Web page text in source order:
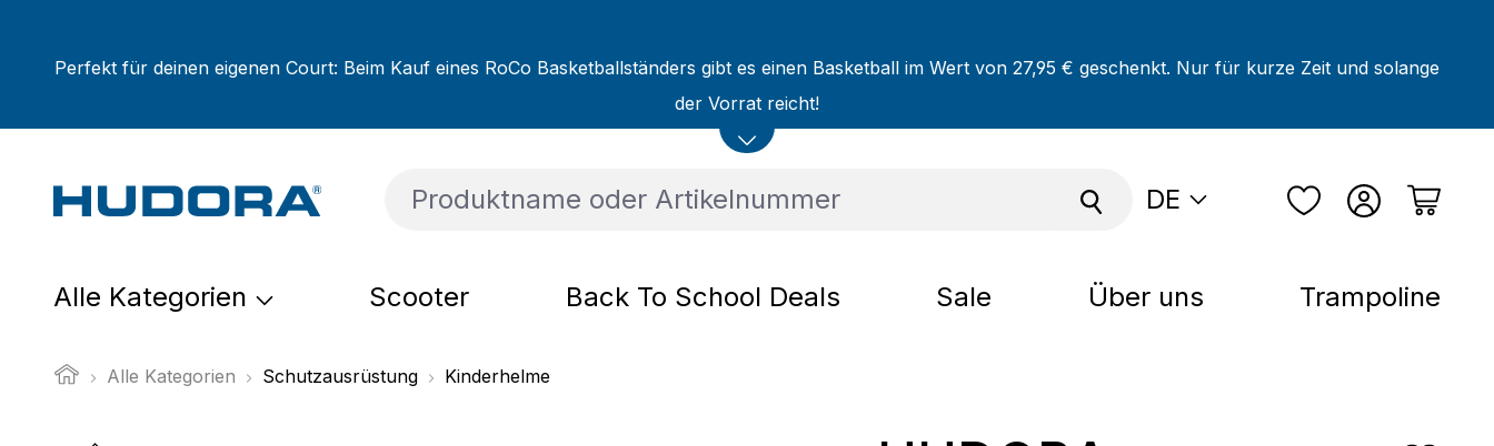
Perfekt für deinen eigenen Court: Beim Kauf eines RoCo Basketballständers gibt es einen Basketball im Wert von 27,95 € geschenkt. Nur für kurze Zeit und solange
der Vorrat reicht!
DE
Alle Kategorien Scooter Back To School Deals Sale Über uns Trampoline
Alle Kategorien Schutzausrüstung Kinderhelme